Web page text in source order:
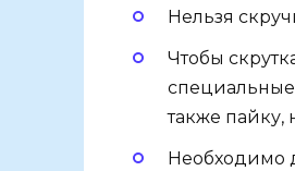
Нельзя
Чтобы
также пайку,
Необходимо